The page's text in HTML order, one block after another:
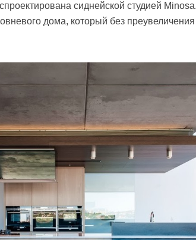
сиднейской студией
дома, который без